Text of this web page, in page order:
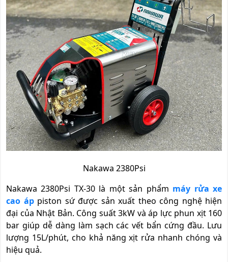
Nakawa 2380Psi
Nakawa 2380Psi TX-30 là một sản phẩm máy rửa xe
cao áppiston sứ được sản xuất theo công nghệ hiện
đại của Nhật Bản. Công suất 3kW và áp lực phun xịt 160
bar giúp dễ dàng làm sạch các vết bẩn cứng đầu. Lưu
lượng 15L/phút, cho khả năng xịt rửa nhanh chóng và
hiệu quả.